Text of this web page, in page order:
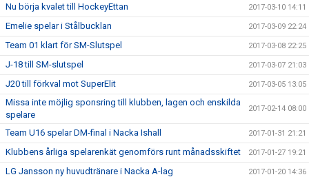
Nu börja kvalet till HockeyEttan 2017-03-10 14:11
Emelie spelar i Stålbucklan 2017-03-09 22:24
Team 01 klart för SM-Slutspel 2017-03-08 22:25
J-18 till SM-slutspel 2017-03-07 21:03
J20 till förkval mot SuperElit 2017-03-05 13:05
Missa inte möjlig sponsring till klubben, lagen och enskilda
spelare
2017-02-14 08:00
Team U16 spelar DM-final i Nacka Ishall 2017-01-31 21:21
Klubbens årliga spelarenkät genomförs runt månadsskiftet 2017-01-27 19:21
LG Jansson ny huvudtränare i Nacka A-lag 2017-01-20 14:36